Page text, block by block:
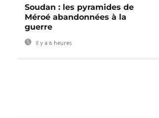
Soudan : les pyramides de
Méroé abandonnées à la
guerre
Il y a 6 heures